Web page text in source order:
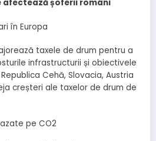
afectează șoferii români
în Europa
taxele de drum pentru a
infrastructurii și obiectivele
Cehă, Slovacia, Austria
creșteri ale taxelor de drum de
pe CO2